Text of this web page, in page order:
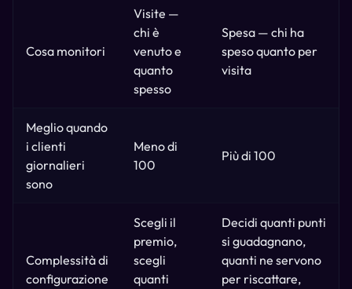
Cosa monitori
Visite —
chi è
venuto e
quanto
spesso
Spesa — chi ha
speso quanto per
visita
Meglio quando
i clienti
giornalieri
sono
Meno di
100
Più di 100
Complessità di
configurazione
Scegli il
premio,
scegli
quanti
Decidi quanti punti
si guadagnano,
quanti ne servono
per riscattare,